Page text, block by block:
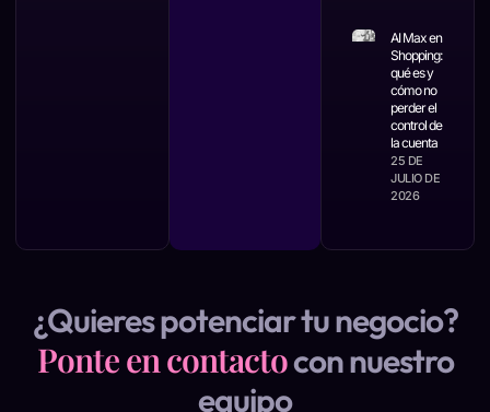
AI Max en
Shopping:
qué es y
cómo no
perder el
control de
la cuenta
25 DE
JULIO DE
2026
¿Quieres potenciar tu negocio?
Ponte en contactocon nuestro
equipo